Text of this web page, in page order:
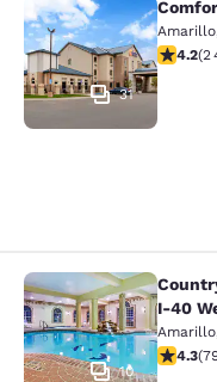
Comfort Inn
31
Amarillo
4.164.2(2
Country Inn
10
I-40
Amarillo
4.324.3(